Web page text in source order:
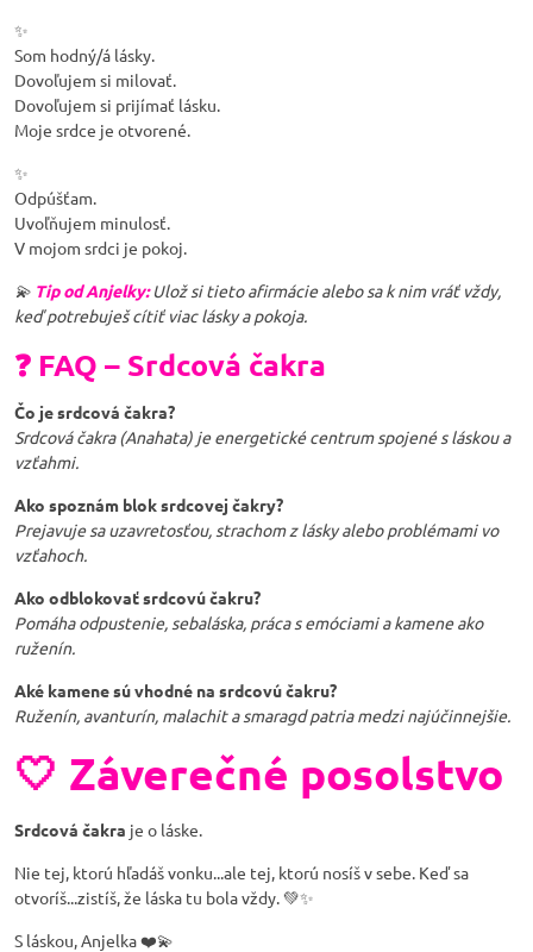
✨
Som hodný/á lásky.
Dovoľujem si milovať.
Dovoľujem si prijímať lásku.
Moje srdce je otvorené.
✨
Odpúšťam.
Uvoľňujem minulosť.
V mojom srdci je pokoj.
💫 Tip od Anjelky:Ulož si tieto afirmácie alebo sa k nim vráť vždy,
keď potrebuješ cítiť viac lásky a pokoja.
❓ FAQ – Srdcová čakra
Čo je srdcová čakra?
Srdcová čakra (Anahata) je energetické centrum spojené s láskou a
vzťahmi.
Ako spoznám blok srdcovej čakry?
Prejavuje sa uzavretosťou, strachom z lásky alebo problémami vo
vzťahoch.
Ako odblokovať srdcovú čakru?
Pomáha odpustenie, sebaláska, práca s emóciami a kamene ako
ruženín.
Aké kamene sú vhodné na srdcovú čakru?
Ruženín, avanturín, malachit a smaragd patria medzi najúčinnejšie.
🤍 Záverečné posolstvo
Srdcová čakra je o láske.
Nie tej, ktorú hľadáš vonku...ale tej, ktorú nosíš v sebe. Keď sa
otvoríš...zistíš, že láska tu bola vždy. 💚✨
S láskou, Anjelka ❤️💫